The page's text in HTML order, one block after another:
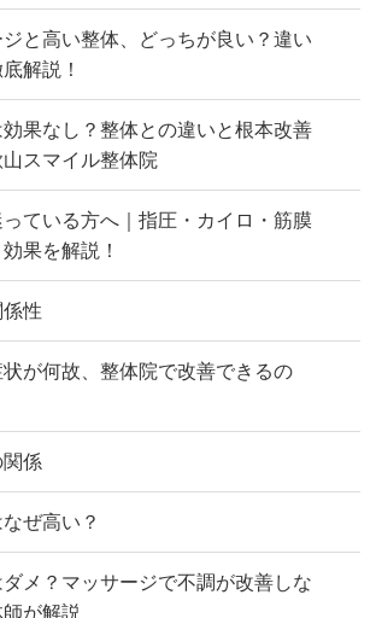
と高い整体、どっちが良い？違い
解説！
果なし？整体との違いと根本改善
スマイル整体院
ている方へ｜指圧・カイロ・筋膜
果を解説！
性
が何故、整体院で改善できるの
係
ぜ高い？
メ？マッサージで不調が改善しな
が解説